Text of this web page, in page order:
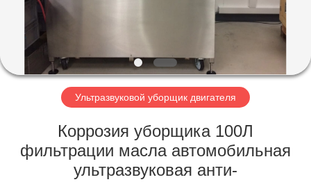
ШОУ
ПУТЕШЕСТВИЕ
Ультразвуковой уборщик двигателя
Коррозия уборщика 100Л
фильтрации масла автомобильная
ультразвуковая анти-